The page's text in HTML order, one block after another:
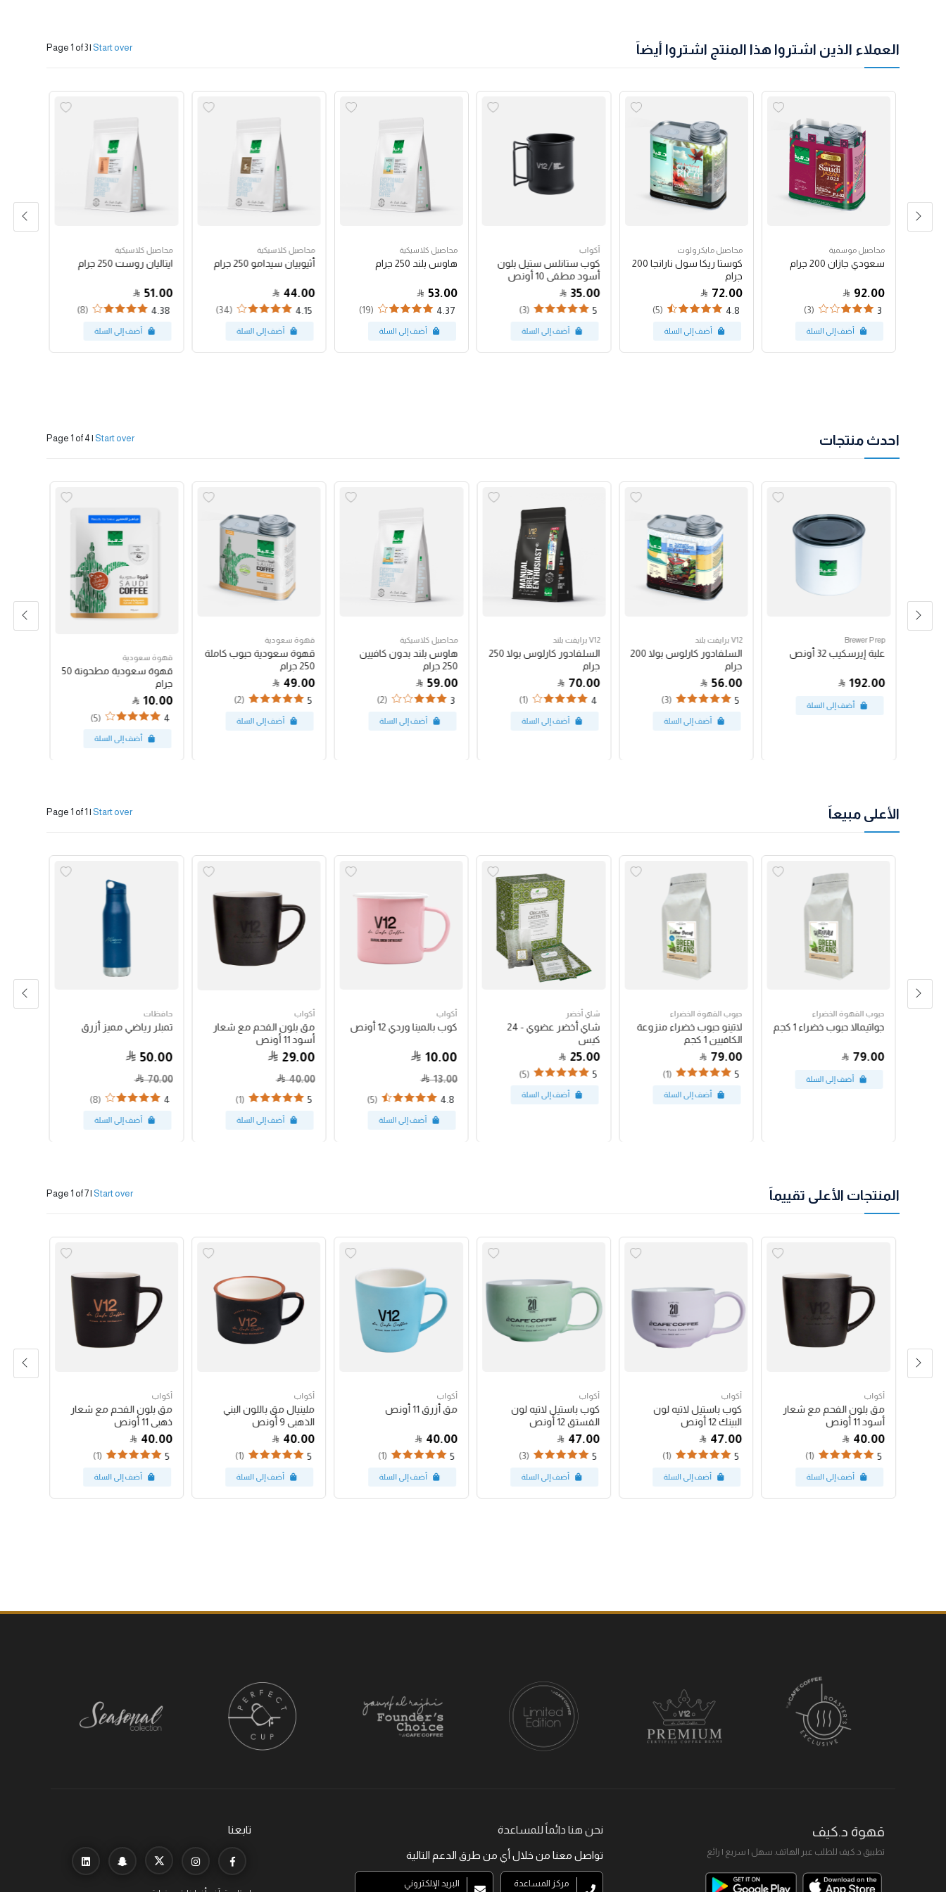
العملاء الذين اشتروا هذا المنتج اشتروا أيضاً Page 1 of 3| Start over
محاصيل موسمية
سعودي جازان 200 جرام
92.00
3
(3)
محاصيل مايكرولوت
كوستا ريكا سول نارانجا 200
جرام
72.00
4.8
(5)
أكواب
كوب ستانلس ستيل بلون
أسود مطفي 10 أونص
35.00
5
(3)
محاصيل كلاسيكية
هاوس بلند 250 جرام
53.00
4.37
(19)
محاصيل كلاسيكية
أثيوبيان سيدامو 250 جرام
44.00
4.15
(34)
محاصيل كلاسيكية
ايتاليان روست 250 جرام
51.00
4.38
(8)
احدث منتجات Page 1 of 4 | Start over
Brewer Prep
علبة إيرسكيب 32 أونص
192.00
V12 برايفت بلند
السلفادور كارلوس بولا 200
جرام
56.00
5
(3)
V12 برايفت بلند
السلفادور كارلوس بولا 250
جرام
70.00
4
(1)
محاصيل كلاسيكية
هاوس بلند بدون كافيين
250 جرام
59.00
3
(2)
قهوة سعودية
قهوة سعودية حبوب كاملة
250 جرام
49.00
5
(2)
قهوة سعودية
قهوة سعودية مطحونة 50
جرام
10.00
4
(5)
الأعلى مبيعاً Page 1 of 1 | Start over
حبوب القهوة الخضراء
جواتيمالا حبوب خضراء 1 كجم
79.00
حبوب القهوة الخضراء
لاتينو حبوب خضراء منزوعة
الكافيين 1 كجم
79.00
5
(1)
شاي أخضر
شاي أخضر عضوي - 24
كيس
25.00
5
(5)
أكواب
كوب بالمينا وردي 12 أونص
10.00
13.00
4.8
(5)
أكواب
مق بلون الفحم مع شعار
أسود 11 أونص
29.00
40.00
5
(1)
حافظات
تمبلر رياضي مميز أزرق
50.00
70.00
4
(8)
المنتجات الأعلى تقييماً Page 1 of 7| Start over
أكواب
مق بلون الفحم مع شعار
أسود 11 أونص
40.00
5
(1)
أكواب
كوب باستيل لاتيه لون
البينك 12 أونص
47.00
5
(1)
أكواب
كوب باستيل لاتيه لون
الفستق 12 أونص
47.00
5
(3)
أكواب
مق أزرق 11 أونص
40.00
5
(1)
أكواب
ملينيال مق باللون البني
الذهبي 9 أونص
40.00
5
(1)
أكواب
مق بلون الفحم مع شعار
ذهبي 11 أونص
40.00
5
(1)
قهوة د.كيف
تطبيق د.كيف للطلب عبر الهاتف. سهل I سريع I رائع
نحن هنا دائماً للمساعدة
تواصل معنا من خلال أي من طرق الدعم التالية
مركز المساعدة البريد الإلكتروني
تابعنا